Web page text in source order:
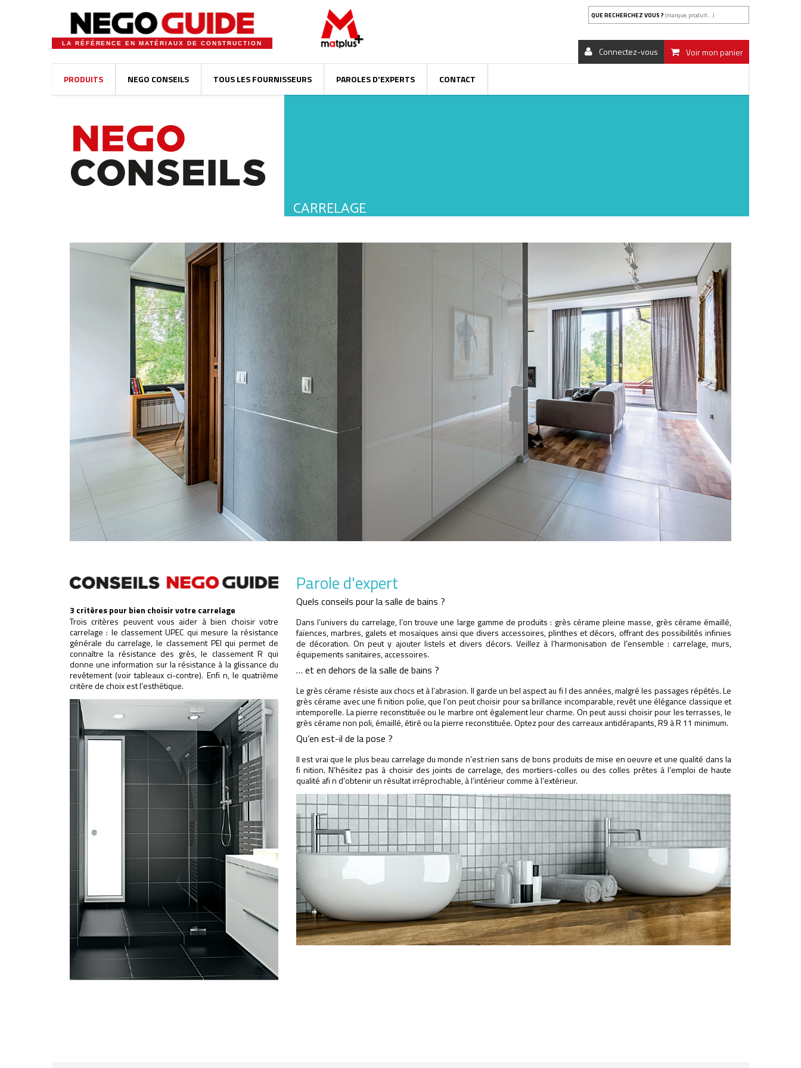
LA RÉFÉRENCE EN MATÉRIAUX DE CONSTRUCTION
QUE RECHERCHEZ VOUS ? (marque, produit...)
Voir mon panier
Connectez-vous
PRODUITS NEGO CONSEILS TOUS LES FOURNISSEURS PAROLES D'EXPERTS CONTACT
CARRELAGE
3 critères pour bien choisir votre carrelage
Trois critères peuvent vous aider à bien choisir votre
carrelage : le classement UPEC qui mesure la résistance
générale du carrelage, le classement PEI qui permet de
connaître la résistance des grès, le classement R qui
donne une information sur la résistance à la glissance du
revêtement (voir tableaux ci-contre). Enfi n, le quatrième
critère de choix est l’esthétique.
Parole d'expert
Quels conseils pour la salle de bains ?
Dans l’univers du carrelage, l’on trouve une large gamme de produits : grès cérame pleine masse, grès cérame émaillé,
faïences, marbres, galets et mosaïques ainsi que divers accessoires, plinthes et décors, offrant des possibilités infinies
de décoration. On peut y ajouter listels et divers décors. Veillez à l’harmonisation de l’ensemble : carrelage, murs,
équipements sanitaires, accessoires.
… et en dehors de la salle de bains ?
Le grès cérame résiste aux chocs et à l’abrasion. Il garde un bel aspect au fi l des années, malgré les passages répétés. Le
grès cérame avec une fi nition polie, que l’on peut choisir pour sa brillance incomparable, revêt une élégance classique et
intemporelle. La pierre reconstituée ou le marbre ont également leur charme. On peut aussi choisir pour les terrasses, le
grès cérame non poli, émaillé, étiré ou la pierre reconstituée. Optez pour des carreaux antidérapants, R9 à R 11 minimum.
Qu’en est-il de la pose ?
Il est vrai que le plus beau carrelage du monde n’est rien sans de bons produits de mise en oeuvre et une qualité dans la
fi nition. N’hésitez pas à choisir des joints de carrelage, des mortiers-colles ou des colles prêtes à l’emploi de haute
qualité afi n d’obtenir un résultat irréprochable, à l’intérieur comme à l’extérieur.